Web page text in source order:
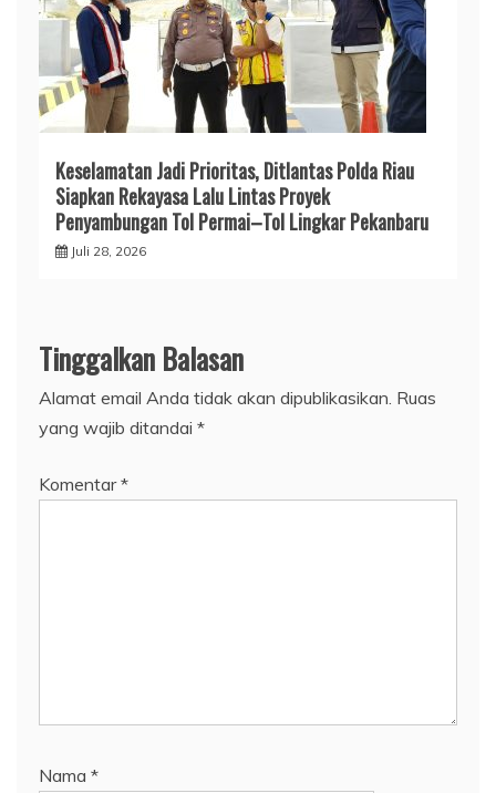
Keselamatan Jadi Prioritas, Ditlantas Polda Riau
Siapkan Rekayasa Lalu Lintas Proyek
Penyambungan Tol Permai–Tol Lingkar Pekanbaru
Juli 28, 2026
Tinggalkan Balasan
Alamat email Anda tidak akan dipublikasikan. Ruas
yang wajib ditandai *
Komentar*
Nama *